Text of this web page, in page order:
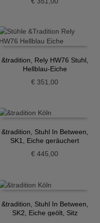
&tradition, Rely HW76 Stuhl,
Hellblau-Eiche
€ 351,00
&tradition, Stuhl In Between,
SK1, Eiche geräuchert
€ 445,00
&tradition, Stuhl In Between,
SK2, Eiche geölt, Sitz